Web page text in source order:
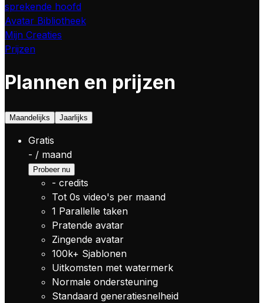
sprekende hoofd
Avatar Bibliotheek
Mijn Creaties
Prijzen
Plannen en prijzen
Maandelijks Jaarlijks
Gratis
- / maand
Probeer nu
- credits
Tot 0s video's per maand
1 Parallelle taken
Pratende avatar
Zingende avatar
100k+ Sjablonen
Uitkomsten met watermerk
Normale ondersteuning
Standaard generatiesnelheid